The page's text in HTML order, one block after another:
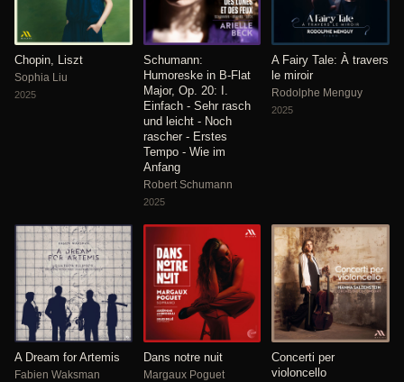
Chopin, Liszt
Sophia Liu
2025
Schumann:
Humoreske in B-Flat
Major, Op. 20: I.
Einfach - Sehr rasch
und leicht - Noch
rascher - Erstes
Tempo - Wie im
Anfang
Robert Schumann
2025
A Fairy Tale: À travers
le miroir
Rodolphe Menguy
2025
A Dream for Artemis
Fabien Waksman
Dans notre nuit
Margaux Poguet
Concerti per
violoncello